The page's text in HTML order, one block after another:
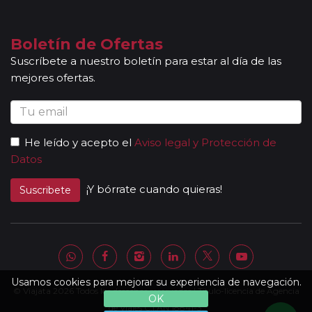
Usamos cookies para mejorar su experiencia de navegación.
OK
viaje, se aceptan reservas a compartir solamente si la
duración del sector es de al menos 7 noches de hotel.
Mayores de 65 años:las personas mayores de 65 años se
beneficiarán de un descuento del 5% en todos los viajes
programados en temporada baja y durante todo el año en
los circuitos marcados con el símbolo "pasajero club".
importe alguno sin tener derecho a servicio alguno
(atención, el seguro tampoco está incluido). Los padres
abonarán directamente los servicios que pudieran precisar y
requieran (cuna, etc.). * De 3 a 8 años: Se les ofrece un
ofrece un descuento del 10 % en el valor del viaje (no valido
para grupos).
Otras notas a tener en cuenta:
Todas nuestras rutas, independientemente del
número de pasajeros, incluyen la presencia de guías
Boletín de Ofertas
Suscríbete a nuestro boletín para estar al día de las
mejores ofertas.
He leído y acepto el Aviso legal y Protección de
Datos
Suscribete ¡Y bórrate cuando quieras!
© Viajata 2026 Todos los derechos reservados | Título-licencia de Agencia
de Viajes C.I.AN 18841-3.